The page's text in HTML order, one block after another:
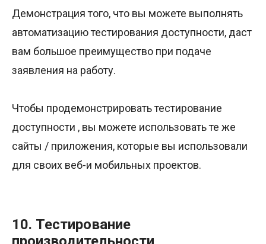
Демонстрация того, что вы можете выполнять
автоматизацию тестирования доступности, даст
вам большое преимущество при подаче
заявления на работу.
Чтобы продемонстрировать тестирование
доступности , вы можете использовать те же
сайты / приложения, которые вы использовали
для своих веб-и мобильных проектов.
10. Тестирование